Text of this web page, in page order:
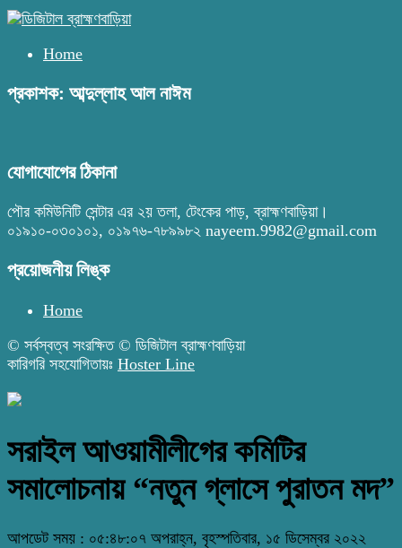
Home
প্রকাশক: আব্দুল্লাহ আল নাঈম
যোগাযোগের ঠিকানা
পৌর কমিউনিটি সেন্টার এর ২য় তলা, টেংকের পাড়, ব্রাহ্মণবাড়িয়া।
০১৯১০-০৩০১০১, ০১৯৭৬-৭৮৯৯৮২ nayeem.9982@gmail.com
প্রয়োজনীয় লিঙ্ক
Home
© সর্বস্বত্ব সংরক্ষিত © ডিজিটাল ব্রাহ্মণবাড়িয়া
কারিগরি সহযোগিতায়ঃ Hoster Line
সরাইল আওয়ামীলীগের কমিটির
সমালোচনায় “নতুন গ্লাসে পুরাতন মদ”
আপডেট সময় : ০৫:৪৮:০৭ অপরাহ্ন, বৃহস্পতিবার, ১৫ ডিসেম্বর ২০২২